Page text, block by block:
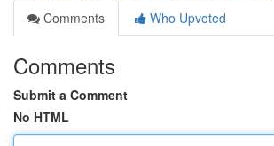
Comments
Who Upvoted
Comments
Submit a Comment
No HTML